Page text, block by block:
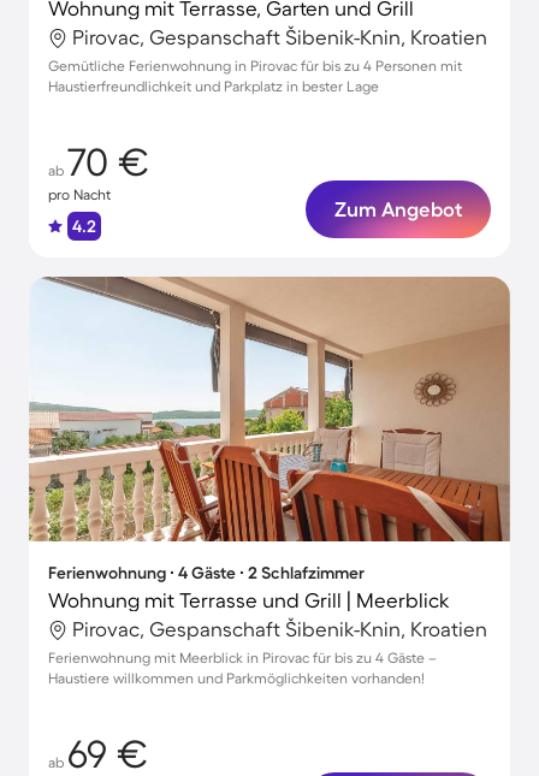
Wohnung mit Terrasse, Garten und Grill
Pirovac, Gespanschaft Šibenik-Knin, Kroatien
Gemütliche Ferienwohnung in Pirovac für bis zu 4 Personen mit
Haustierfreundlichkeit und Parkplatz in bester Lage
ab 70 €
pro Nacht
4.2
Zum Angebot
Ferienwohnung ∙ 4 Gäste ∙ 2 Schlafzimmer
Wohnung mit Terrasse und Grill | Meerblick
Pirovac, Gespanschaft Šibenik-Knin, Kroatien
Ferienwohnung mit Meerblick in Pirovac für bis zu 4 Gäste –
Haustiere willkommen und Parkmöglichkeiten vorhanden!
ab 69 €